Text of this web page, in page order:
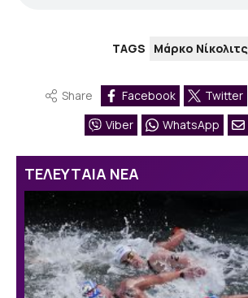
TAGS Μάρκο Νίκολιτς
Share Facebook Twitter
Viber
WhatsApp
ΤΕΛΕΥΤΑΙΑ ΝΕΑ